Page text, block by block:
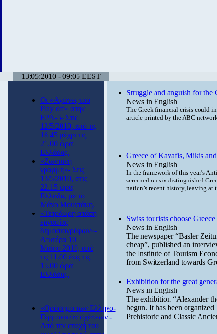
13:05:2010 - 09:05 EEST
Οι «Αγώνες του
Play off» στην
ΕΡΑ-5- Στις
12/5/2010, από τις
16.45 μέχρι τις
21.00 ώρα
Ελλάδας.
«Ζωντανή
γραμμή»- Στις
13/5/2010, στις
22.15 ώρα
Ελλάδα, με το
Μάνο Μουντάκη.
«Τετράωρη στάση
εργασίας
δημοσιογράφων»-
Δευτέρα 10
Μαΐου 2010, από
τις 11.00 έως τις
15.00 ώρα
Ελλάδας.
«Ορόσημο των Ελληνο-
Γερμανικών σχέσεων -
Από την εποχή του
Struggle and anguish for the
News in English
The Greek financial crisis could
article printed by the ABC
Greece of Kavafis, Mikis
News in English
In the framework of this year’s
screened on six distinguished
nation’s recent history, leaving at
Swiss tourists choose Greece
News in English
The newspaper “Basler
cheap”, published an
the Institute of Tourism
from Switzerland towards
Exhibition for the great
News in English
The exhibition “Alexander
begun. It has been
Prehistoric and Classic